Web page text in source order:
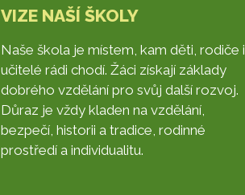
VIZE NAŠÍ ŠKOLY
Naše škola je místem, kam děti, rodiče i
učitelé rádi chodí. Žáci získají základy
dobrého vzdělání pro svůj další rozvoj.
Důraz je vždy kladen na vzdělání,
bezpečí, historii a tradice, rodinné
prostředí a individualitu.